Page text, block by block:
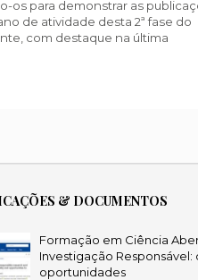
os para demonstrar as
de atividade desta 2ª fase do
com destaque na última
& DOCUMENTOS
Formação em Ciência
Investigação Responsável:
oportunidades